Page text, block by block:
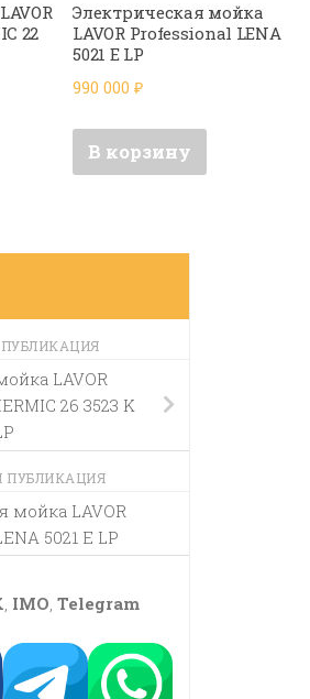
22
Электрическая мойка
LAVOR Professional LENA
5021 E LP
990 000₽
В корзину
LAVOR
26 3523 K
мойка LAVOR
5021 E LP
IMO Telegram